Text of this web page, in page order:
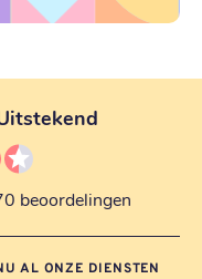
beoordelingen
AL ONZE DIENSTEN